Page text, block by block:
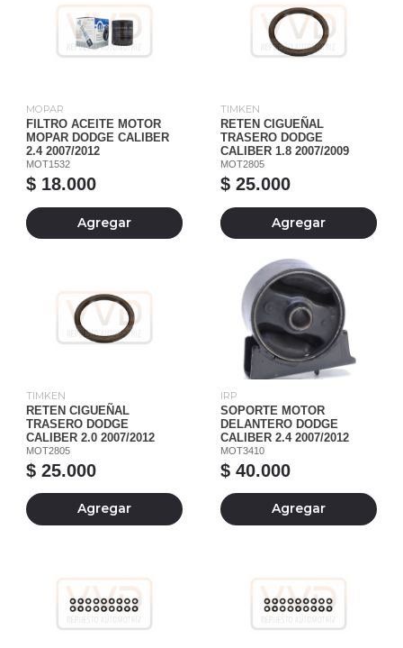
MOPAR
FILTRO ACEITE MOTOR
MOPAR DODGE CALIBER
2.4 2007/2012
MOT1532
$ 18.000
Agregar
TIMKEN
RETEN CIGUEÑAL
TRASERO DODGE
CALIBER 1.8 2007/2009
MOT2805
$ 25.000
Agregar
TIMKEN
RETEN CIGUEÑAL
TRASERO DODGE
CALIBER 2.0 2007/2012
MOT2805
$ 25.000
Agregar
IRP
SOPORTE MOTOR
DELANTERO DODGE
CALIBER 2.4 2007/2012
MOT3410
$ 40.000
Agregar